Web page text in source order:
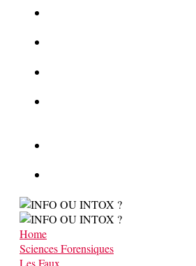
Home
Sciences Forensiques
Les Faux